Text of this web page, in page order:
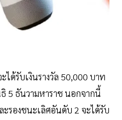
ด้รับเงินรางวัล 50,000 บาท
5 ธันวามหาราช นอกจากนี้
รองชนะเลิศอันดับ 2 จะได้รับ